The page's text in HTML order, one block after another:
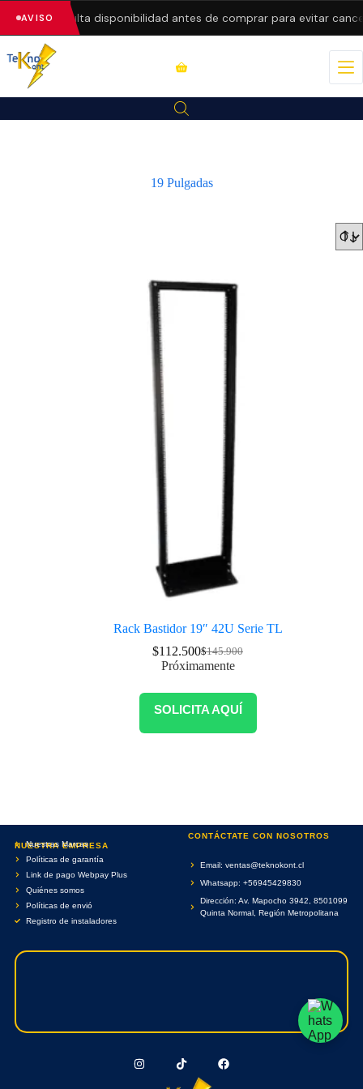
AVISOConsulta disponibilidad antes de comprar para evitar
19 Pulgadas
Rack Bastidor 19″ 42U Serie TL
$145.900
$112.500
Próximamente
SOLICITA AQUÍ
NUESTRA EMPRESA
Nuestras Marcas
Políticas de garantía
Link de pago Webpay Plus
Quiénes somos
Políticas de envió
Registro de instaladores
CONTÁCTATE CON NOSOTROS
Email: ventas@teknokont.cl
Whatsapp: +56945429830
Dirección: Av. Mapocho 3942, 8501099
Quinta Normal, Región Metropolitana